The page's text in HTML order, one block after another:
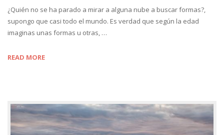
¿Quién no se ha parado a mirar a alguna nube a buscar formas?,
supongo que casi todo el mundo. Es verdad que según la edad
imaginas unas formas u otras, …
READ MORE